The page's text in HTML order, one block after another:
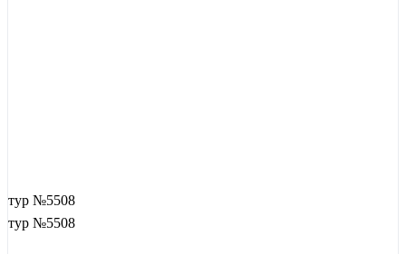
тур №5508
тур №5508